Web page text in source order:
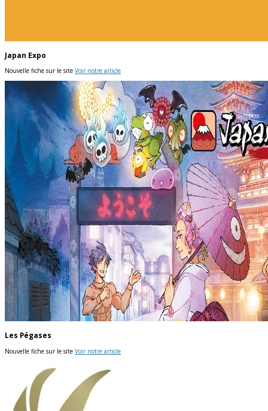
Japan Expo
Nouvelle fiche sur le site Voir notre article
Les Pégases
Nouvelle fiche sur le site Voir notre article